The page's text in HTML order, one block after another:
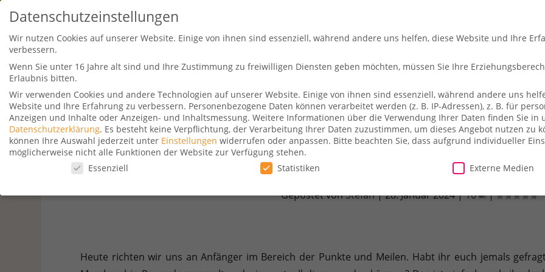
Travel Kurse Aktionen Hotelsuche So fliegt ihr Merch-Shop Payback Alles
Anfänger Guide: Wie du wertvolle American Express
Gepostet vonStefan|28. Januar 2024|10 |
Heute richten wir uns an Anfänger im Bereich der Punkte und Meilen. Habt ihr euch jemals
Datenschutzeinstellungen
Wir nutzen Cookies auf unserer Website. Einige von ihnen sind essenziell, während andere uns helfen, diese Website und Ihre
verbessern.
Wenn Sie unter 16 Jahre alt sind und Ihre Zustimmung zu freiwilligen Diensten geben möchten, müssen Sie Ihre
Erlaubnis bitten.
Wir verwenden Cookies und andere Technologien auf unserer Website. Einige von ihnen sind essenziell, während andere uns
Website und Ihre Erfahrung zu verbessern. Personenbezogene Daten können verarbeitet werden (z. B. IP-Adressen), z. B. für
Anzeigen und Inhalte oder Anzeigen- und Inhaltsmessung. Weitere Informationen über die Verwendung Ihrer Daten finden Sie in
Datenschutzerklärung. Es besteht keine Verpflichtung, der Verarbeitung Ihrer Daten zuzustimmen, um dieses Angebot nutzen zu
können Ihre Auswahl jederzeit unter Einstellungen widerrufen oder anpassen. Bitte beachten Sie, dass aufgrund individueller
möglicherweise nicht alle Funktionen der Website zur Verfügung stehen.
Datenschutzeinstellungen
Essenziell Statistiken Externe Medien
Datenschutzeinstellungen
Verwendung Ihrer Daten finden Sie in unserer Datenschutzerklärung. Es besteht keine Verpflichtung, der Verarbeitung Ihrer
beachten Sie, dass aufgrund individueller Einstellungen möglicherweise nicht alle Funktionen der Website zur Verfügung stehen.